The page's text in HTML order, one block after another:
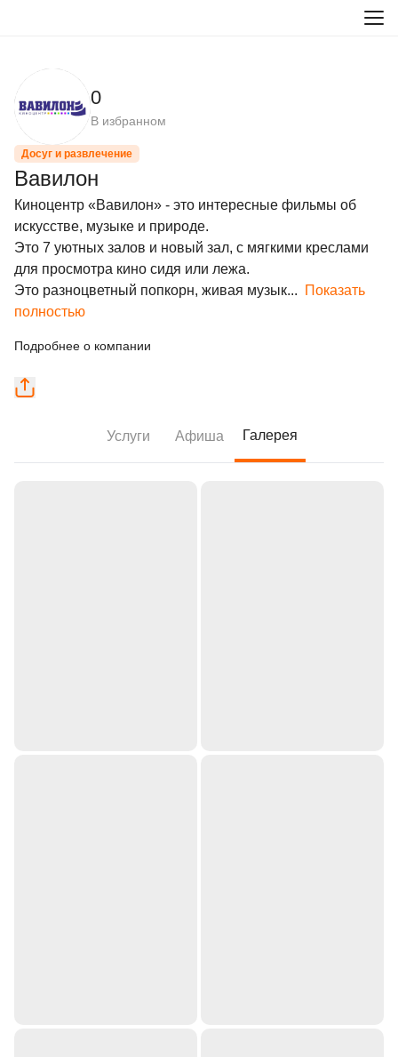
0
В избранном
Досуг и развлечение
Вавилон
Киноцентр «Вавилон» - это интересные фильмы об
искусстве, музыке и природе.
Это 7 уютных залов и новый зал, с мягкими креслами
для просмотра кино сидя или лежа.
Это разноцветный попкорн, живая музык... Показать
полностью
Подробнее о компании
Услуги Афиша Галерея